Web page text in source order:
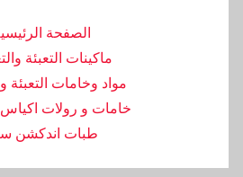
الصفحة الرئيسية
ماكينات التعبئة والتغليف
مواد وخامات التعبئة والتغليف
خامات و رولات اكياس التغليف
طبات اندكشن سيل